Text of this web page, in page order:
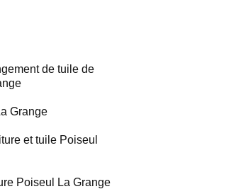
de tuile de
Grange
et tuile Poiseul
Poiseul La Grange